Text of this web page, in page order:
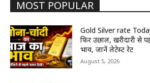
MOST POPULAR
Gold Silver rate
फिर उछाल, खरीदारी
भाव, जानें लेटेस्ट रेट
August 5, 2026